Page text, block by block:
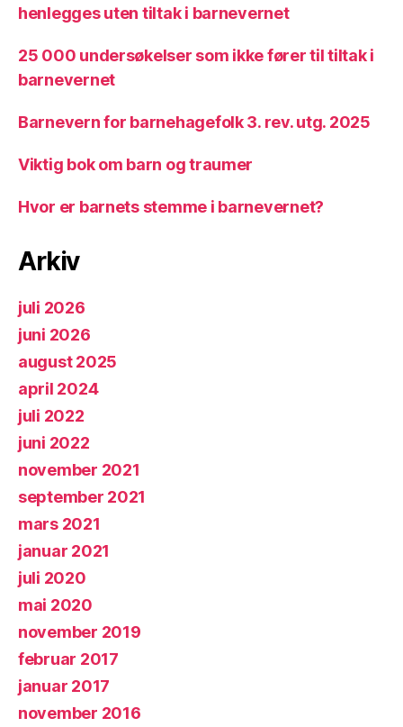
henlegges uten tiltak i barnevernet
25 000 undersøkelser som ikke fører til tiltak i
barnevernet
Barnevern for barnehagefolk 3. rev. utg. 2025
Viktig bok om barn og traumer
Hvor er barnets stemme i barnevernet?
Arkiv
juli 2026
juni 2026
august 2025
april 2024
juli 2022
juni 2022
november 2021
september 2021
mars 2021
januar 2021
juli 2020
mai 2020
november 2019
februar 2017
januar 2017
november 2016